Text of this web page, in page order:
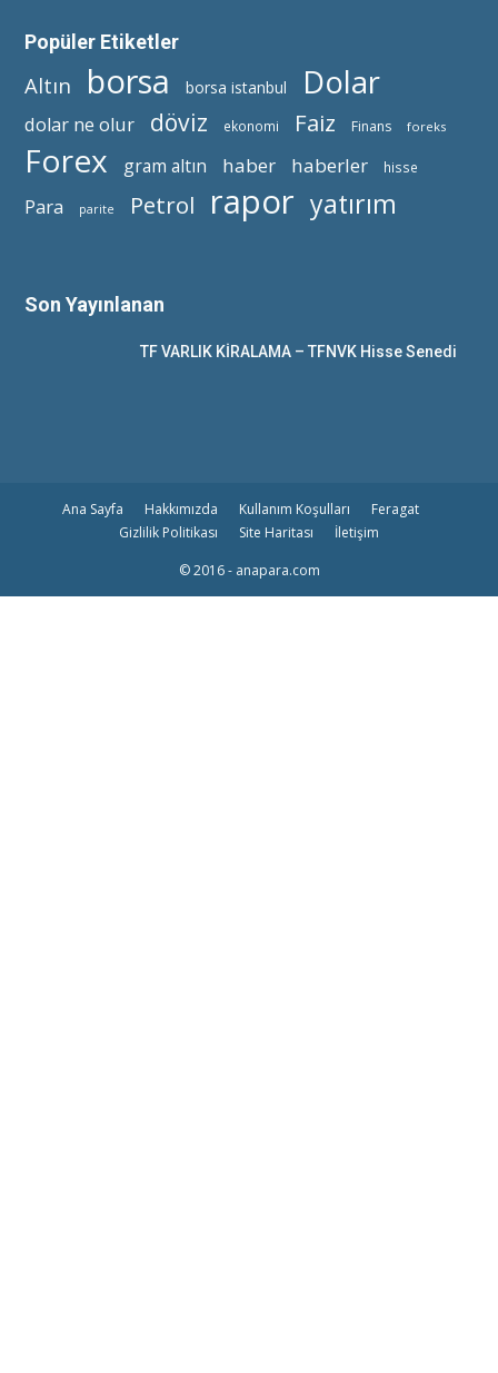
Popüler Etiketler
Altın borsa borsa istanbul Dolar
dolar ne olur döviz ekonomi Faiz Finans foreks
Forex gram altın haber haberler hisse
Para parite Petrol rapor yatırım
Son Yayınlanan
TF VARLIK KİRALAMA – TFNVK Hisse Senedi
Ana Sayfa Hakkımızda Kullanım Koşulları
Feragat
Gizlilik Politikası
Site Haritası
İletişim
© 2016 - anapara.com